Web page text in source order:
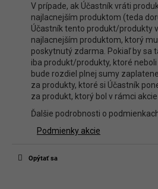
V prípade, ak Účastník vráti
najlacnejším produktom (teda
Účastník tento produkt/produkty
najlacnejším produktom, ktorý
poskytnutý zdarma. Pokiaľ by sa
iba produkt/produkty, ktoré
bude rozdiel plnej sumy
za produkty, ktoré si Účastník
za produkt, ktorý bol v rámci
Ďalšie podrobnosti o
Podmienky akcie
Opýtať sa